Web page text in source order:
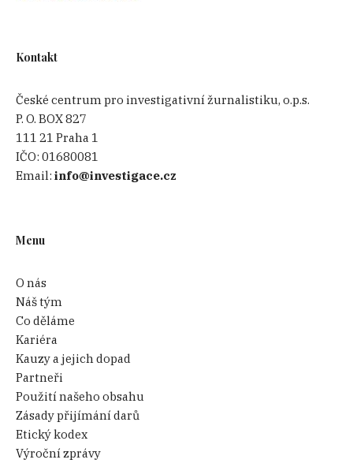
Kontakt
České centrum pro investigativní žurnalistiku, o.p.s.
P. O. BOX 827
111 21 Praha 1
IČO:01680081
Email:info@investigace.cz
Menu
O nás
Náš tým
Co děláme
Kariéra
Kauzy a jejich dopad
Partneři
Použití našeho obsahu
Zásady přijímání darů
Etický kodex
Výroční zprávy